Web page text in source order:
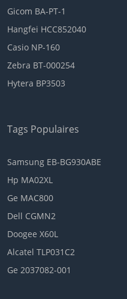
Gicom BA-PT-1
Hangfei HCC852040
Casio NP-160
Zebra BT-000254
Hytera BP3503
Tags Populaires
Samsung EB-BG930ABE
Hp MA02XL
Ge MAC800
Dell CGMN2
Doogee X60L
Alcatel TLP031C2
Ge 2037082-001